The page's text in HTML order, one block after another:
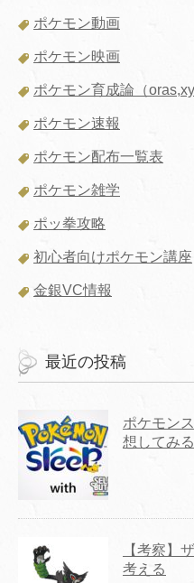
ポケモン動画
ポケモン映画
ポケモン育成論（oras,xy
ポケモン速報
ポケモン配布一覧表
ポケモン雑学
ポッ拳攻略
初心者向けポケモン講座
金銀VC情報
最近の投稿
ポケモン
想してみる
【考察】
考える